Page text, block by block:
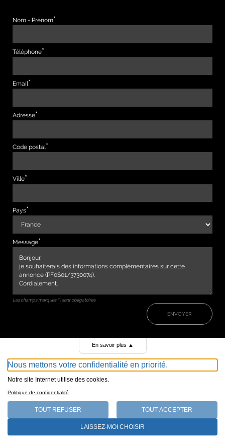
Nom - Prénom
Téléphone
Email
Adresse
Code postal
Ville
Pays
Message
Les champs marqués (*) sont obligatoires
ENVOYER
147, avenue de Malakoff 75116 Paris
Qui sommes-nous
En savoir plus ▲
Nous mettons votre confidentialité en priorité.
Notre site Internet utilise des cookies.
Politique de confidentialité
TOUT REFUSER TOUT ACCEPTER
LAISSEZ-MOI CHOISIR